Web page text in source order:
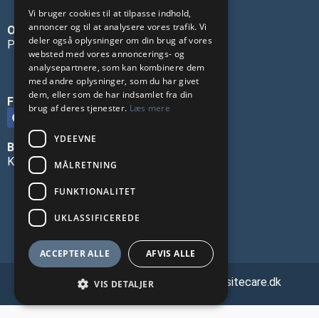
OM OS
Privatlivspolitik
FØLG OS PÅ SOCIALE MEDIER
BLIV ANNONCØR
Kontakt os
🔗 Webmasterservice leveret af Websitecare.dk
Vi bruger cookies til at tilpasse indhold,
annoncer og til at analysere vores trafik. Vi
deler også oplysninger om din brug af vores
websted med vores annoncerings- og
analysepartnere, som kan kombinere dem
med andre oplysninger, som du har givet
dem, eller som de har indsamlet fra din
brug af deres tjenester. Læs mere
YDEEVNE
MÅLRETNING
FUNKTIONALITET
UKLASSIFICEREDE
ACCEPTER ALLE AFVIS ALLE
VIS DETALJER